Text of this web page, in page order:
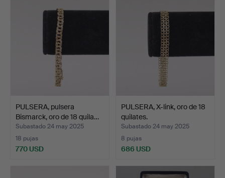
PULSERA, pulsera
Bismarck, oro de 18 quila…
Subastado 24 may 2025
18 pujas
770 USD
PULSERA, X-link, oro de 18
quilates.
Subastado 24 may 2025
8 pujas
686 USD